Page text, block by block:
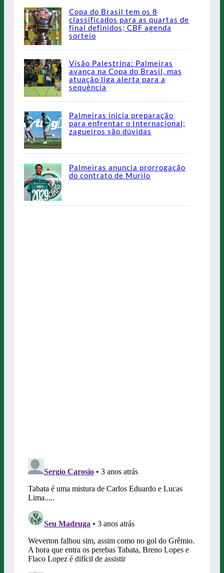
Copa do Brasil tem os 8
classificados para as quartas de
final definidos; CBF agenda
sorteio
Visão Palestrina: Palmeiras
avança na Copa do Brasil, mas
atuação liga alerta para a
sequência
Palmeiras inicia preparação
para enfrentar o Internacional;
zagueiros são dúvidas
Palmeiras anuncia prorrogação
do contrato de Murilo